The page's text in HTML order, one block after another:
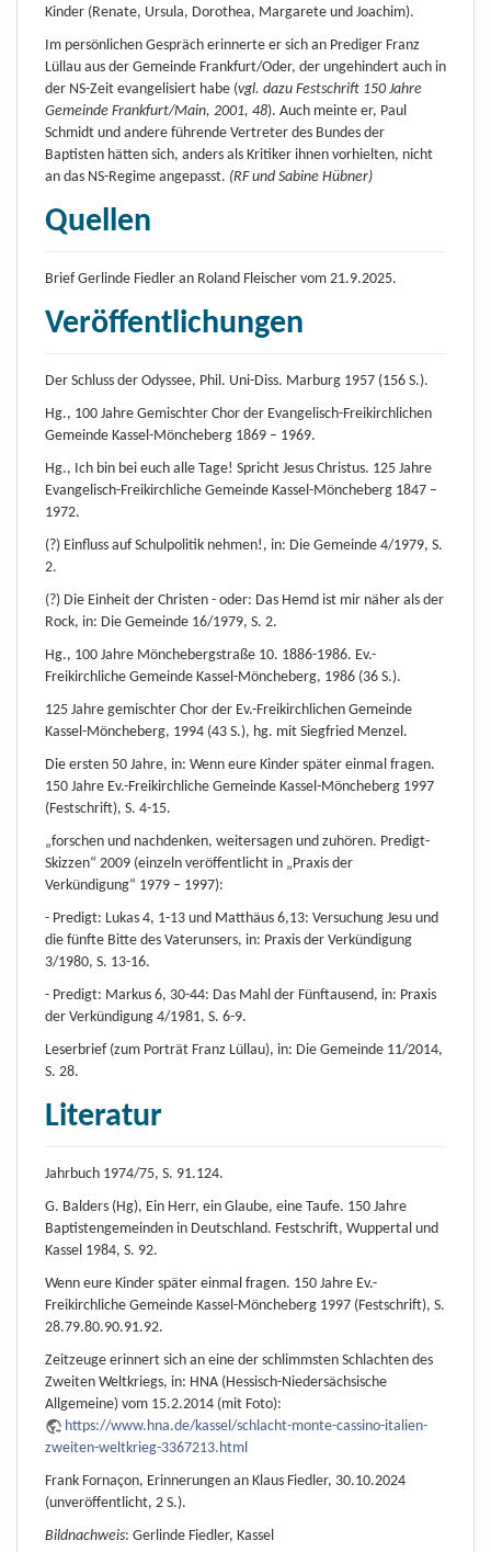
Kinder (Renate, Ursula, Dorothea, Margarete und Joachim).
Im persönlichen Gespräch erinnerte er sich an Prediger Franz
Lüllau aus der Gemeinde Frankfurt/Oder, der ungehindert auch in
der NS-Zeit evangelisiert habe (vgl. dazu Festschrift 150 Jahre
Gemeinde Frankfurt/Main, 2001, 48). Auch meinte er, Paul
Schmidt und andere führende Vertreter des Bundes der
Baptisten hätten sich, anders als Kritiker ihnen vorhielten, nicht
an das NS-Regime angepasst. (RF und Sabine Hübner)
Quellen
Brief Gerlinde Fiedler an Roland Fleischer vom 21.9.2025.
Veröffentlichungen
Der Schluss der Odyssee, Phil. Uni-Diss. Marburg 1957 (156 S.).
Hg., 100 Jahre Gemischter Chor der Evangelisch-Freikirchlichen
Gemeinde Kassel-Möncheberg 1869 – 1969.
Hg., Ich bin bei euch alle Tage! Spricht Jesus Christus. 125 Jahre
Evangelisch-Freikirchliche Gemeinde Kassel-Möncheberg 1847 –
1972.
(?) Einfluss auf Schulpolitik nehmen!, in: Die Gemeinde 4/1979, S.
2.
(?) Die Einheit der Christen - oder: Das Hemd ist mir näher als der
Rock, in: Die Gemeinde 16/1979, S. 2.
Hg., 100 Jahre Mönchebergstraße 10. 1886-1986. Ev.-
Freikirchliche Gemeinde Kassel-Möncheberg, 1986 (36 S.).
125 Jahre gemischter Chor der Ev.-Freikirchlichen Gemeinde
Kassel-Möncheberg, 1994 (43 S.), hg. mit Siegfried Menzel.
Die ersten 50 Jahre, in: Wenn eure Kinder später einmal fragen.
150 Jahre Ev.-Freikirchliche Gemeinde Kassel-Möncheberg 1997
(Festschrift), S. 4-15.
„forschen und nachdenken, weitersagen und zuhören. Predigt-
Skizzen“ 2009 (einzeln veröffentlicht in „Praxis der
Verkündigung“ 1979 – 1997):
- Predigt: Lukas 4, 1-13 und Matthäus 6,13: Versuchung Jesu und
die fünfte Bitte des Vaterunsers, in: Praxis der Verkündigung
3/1980, S. 13-16.
- Predigt: Markus 6, 30-44: Das Mahl der Fünftausend, in: Praxis
der Verkündigung 4/1981, S. 6-9.
Leserbrief (zum Porträt Franz Lüllau), in: Die Gemeinde 11/2014,
S. 28.
Literatur
Jahrbuch 1974/75, S. 91.124.
G. Balders (Hg), Ein Herr, ein Glaube, eine Taufe. 150 Jahre
Baptistengemeinden in Deutschland. Festschrift, Wuppertal und
Kassel 1984, S. 92.
Wenn eure Kinder später einmal fragen. 150 Jahre Ev.-
Freikirchliche Gemeinde Kassel-Möncheberg 1997 (Festschrift), S.
28.79.80.90.91.92.
Zeitzeuge erinnert sich an eine der schlimmsten Schlachten des
Zweiten Weltkriegs, in: HNA (Hessisch-Niedersächsische
Allgemeine) vom 15.2.2014 (mit Foto):
https://www.hna.de/kassel/schlacht-monte-cassino-italien-
zweiten-weltkrieg-3367213.html
Frank Fornaçon, Erinnerungen an Klaus Fiedler, 30.10.2024
(unveröffentlicht, 2 S.).
Bildnachweis: Gerlinde Fiedler, Kassel